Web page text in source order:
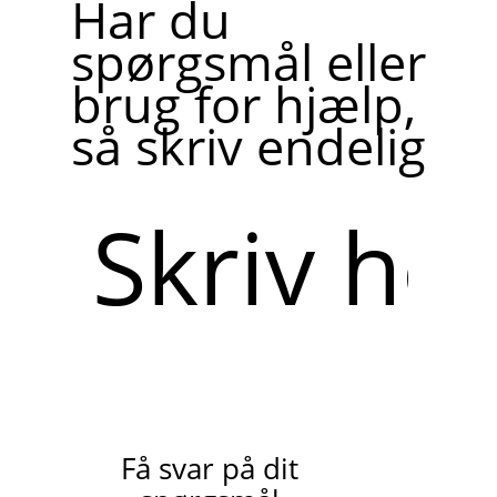
Har du
spørgsmål eller
brug for hjælp,
så skriv endelig
her
Få svar på dit